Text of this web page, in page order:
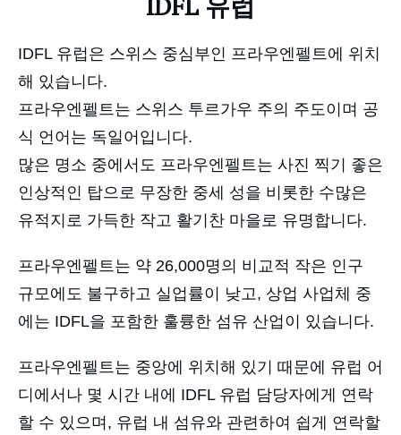
IDFL 유럽은 스위스 중심부인 프라우엔펠트에 위치
해 있습니다.
프라우엔펠트는 스위스 투르가우 주의 주도이며 공
식 언어는 독일어입니다.
많은 명소 중에서도 프라우엔펠트는 사진 찍기 좋은
인상적인 탑으로 무장한 중세 성을 비롯한 수많은
유적지로 가득한 작고 활기찬 마을로 유명합니다.
프라우엔펠트는 약 26,000명의 비교적 작은 인구
규모에도 불구하고 실업률이 낮고, 상업 사업체 중
에는 IDFL을 포함한 훌륭한 섬유 산업이 있습니다.
프라우엔펠트는 중앙에 위치해 있기 때문에 유럽 어
디에서나 몇 시간 내에 IDFL 유럽 담당자에게 연락
할 수 있으며, 유럽 내 섬유와 관련하여 쉽게 연락할